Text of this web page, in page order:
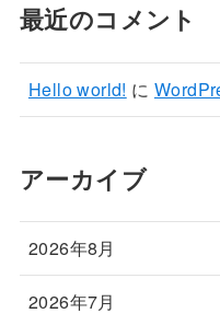
最近のコメント
Hello world! に
アーカイブ
2026年8月
2026年7月